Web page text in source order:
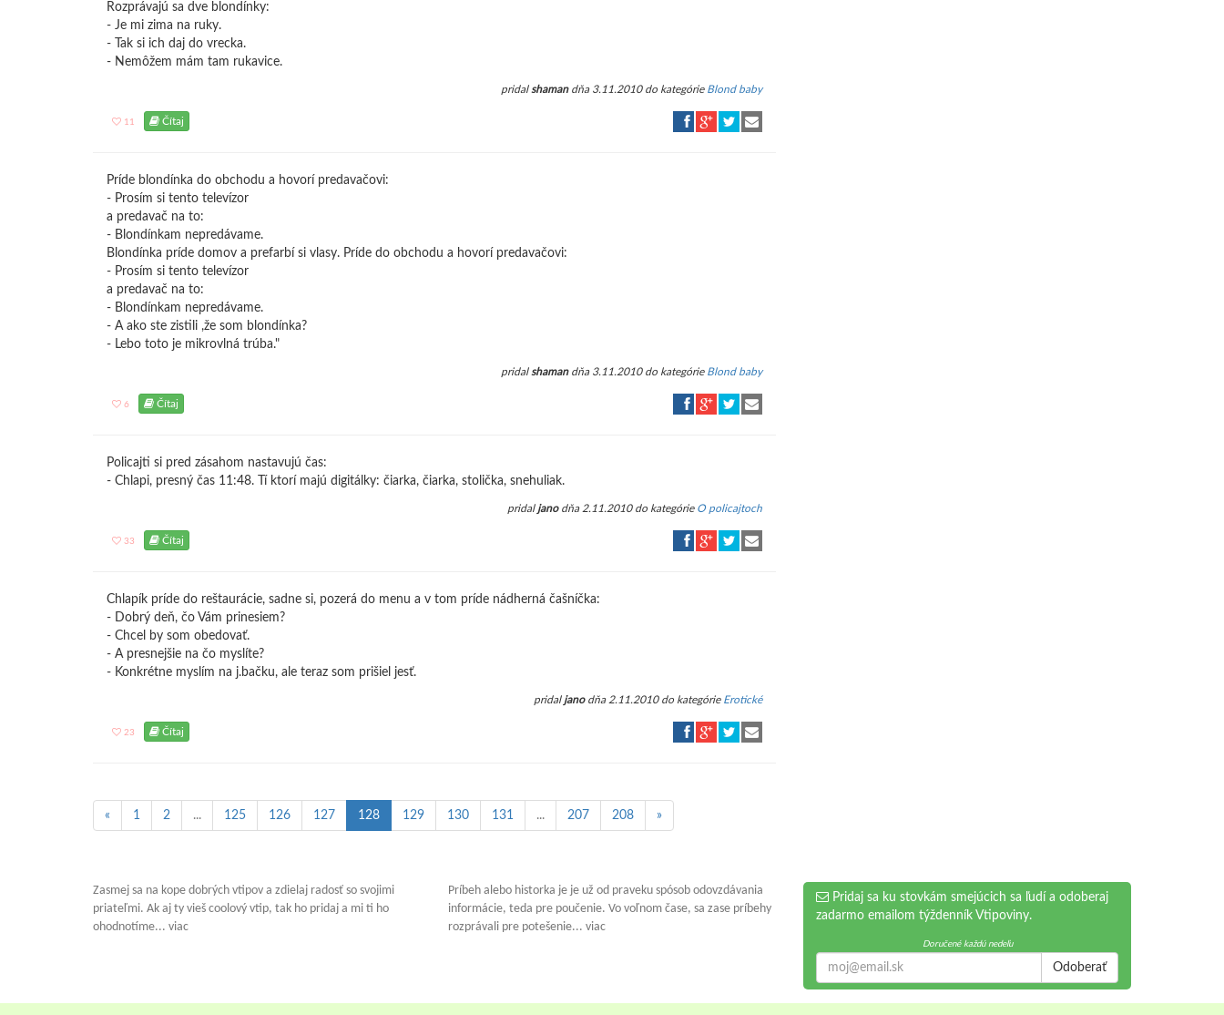
Rozprávajú sa dve blondínky:
- Je mi zima na ruky.
- Tak si ich daj do vrecka.
- Nemôžem mám tam rukavice.
pridal shamandňa 3.11.2010 do kategórie Blond baby
11 Čítaj
Príde blondínka do obchodu a hovorí predavačovi:
- Prosím si tento televízor
a predavač na to:
- Blondínkam nepredávame.
Blondínka príde domov a prefarbí si vlasy. Príde do obchodu a hovorí predavačovi:
- Prosím si tento televízor
a predavač na to:
- Blondínkam nepredávame.
- A ako ste zistili ,že som blondínka?
- Lebo toto je mikrovlná trúba."
pridal shamandňa 3.11.2010 do kategórie Blond baby
6 Čítaj
Policajti si pred zásahom nastavujú čas:
- Chlapi, presný čas 11:48. Tí ktorí majú digitálky: čiarka, čiarka, stolička, snehuliak.
pridal janodňa 2.11.2010 do kategórie O policajtoch
33 Čítaj
Chlapík príde do reštaurácie, sadne si, pozerá do menu a v tom príde nádherná čašníčka:
- Dobrý deň, čo Vám prinesiem?
- Chcel by som obedovať.
- A presnejšie na čo myslíte?
- Konkrétne myslím na j.bačku, ale teraz som prišiel jesť.
pridal janodňa 2.11.2010 do kategórie Erotické
23 Čítaj
« 1 2 ... 125 126 127 128 129 130 131 ... 207 208 »
Zasmej sa na kope dobrých vtipov a zdielaj radosť so svojimi
priateľmi. Ak aj ty vieš coolový vtip, tak ho pridaj a mi ti ho
ohodnotíme... viac
Príbeh alebo historka je je už od praveku spósob odovzdávania
informácie, teda pre poučenie. Vo voľnom čase, sa zase príbehy
rozprávali pre potešenie... viac
Pridaj sa ku stovkám smejúcich sa ľudí a odoberaj
zadarmo emailom týždenník Vtipoviny.
Doručené každú nedeľu
Odoberať